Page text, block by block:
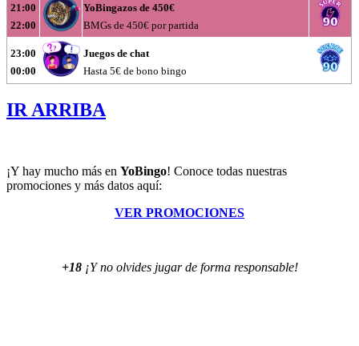
21:00
22:00
YoBingazos de 450€
BMGs de 450€ por partida
23:00
00:00
Juegos de chat
Hasta 5€ de bono bingo
IR ARRIBA
¡Y hay mucho más en YoBingo! Conoce todas nuestras
promociones y más datos aquí:
VER PROMOCIONES
+18 ¡Y no olvides jugar de forma responsable!